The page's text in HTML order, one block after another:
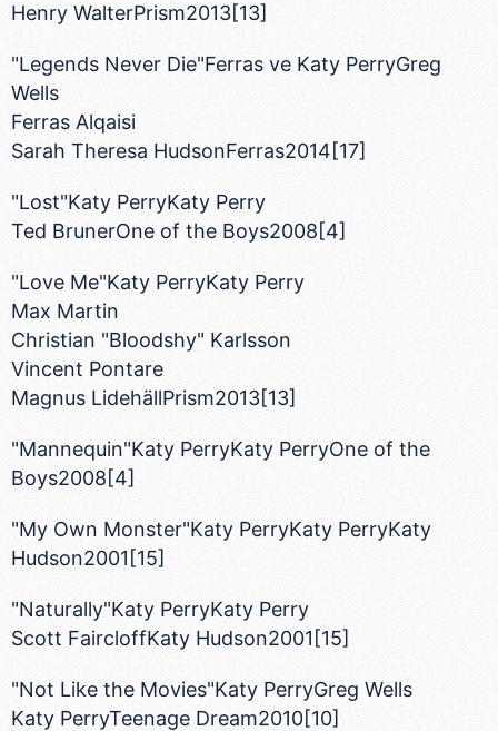
Henry WalterPrism2013[13]
"Legends Never Die"Ferras ve Katy PerryGreg
Wells
Ferras Alqaisi
Sarah Theresa HudsonFerras2014[17]
"Lost"Katy PerryKaty Perry
Ted BrunerOne of the Boys2008[4]
"Love Me"Katy PerryKaty Perry
Max Martin
Christian "Bloodshy" Karlsson
Vincent Pontare
Magnus LidehällPrism2013[13]
"Mannequin"Katy PerryKaty PerryOne of the
Boys2008[4]
"My Own Monster"Katy PerryKaty PerryKaty
Hudson2001[15]
"Naturally"Katy PerryKaty Perry
Scott FaircloffKaty Hudson2001[15]
"Not Like the Movies"Katy PerryGreg Wells
Katy PerryTeenage Dream2010[10]